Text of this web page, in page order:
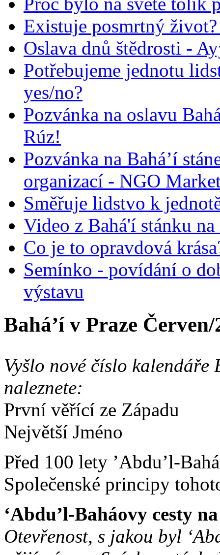
Existuje posmrtný
Oslava dnů štědrosti -
Potřebujeme jednotu
yes/no?
Pozvánka na oslavu
Rúz!
Pozvánka na Bahá’í
organizací - NGO
Směřuje lidstvo k
Video z Bahá'í stánku
Co je to opravdová
Semínko - povídání o
výstavu
Bahá’í v Praze Červen/
Vyšlo nové číslo kalendáře
naleznete:
První věřící ze Západu
Největší Jméno
Před 100 lety ’Abdu’l-
Společenské principy
‘Abdu’l-Baháovy cesty
Otevřenost, s jakou byl